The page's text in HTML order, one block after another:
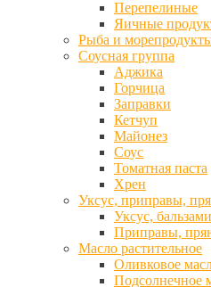
Перепелиные
Яичные
Рыба и
Соусная группа
Аджика
Горчица
Заправки
Кетчуп
Майонез
Соус
Томатная паста
Хрен
Уксус, приправы,
Уксус,
Приправы,
Масло растительное
Оливковое
Подсолнечное